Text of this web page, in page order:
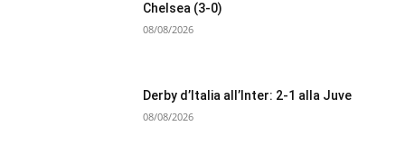
Chelsea (3-0)
08/08/2026
Derby d’Italia all’Inter: 2-1 alla Juve
08/08/2026